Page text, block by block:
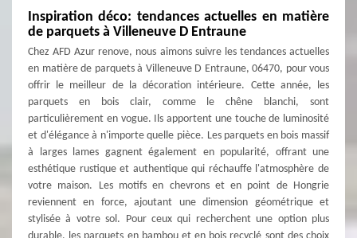
Inspiration déco: tendances actuelles en matière
de parquets à Villeneuve D Entraune
Chez AFD Azur renove, nous aimons suivre les tendances actuelles
en matière de parquets à Villeneuve D Entraune, 06470, pour vous
offrir le meilleur de la décoration intérieure. Cette année, les
parquets en bois clair, comme le chêne blanchi, sont
particulièrement en vogue. Ils apportent une touche de luminosité
et d'élégance à n'importe quelle pièce. Les parquets en bois massif
à larges lames gagnent également en popularité, offrant une
esthétique rustique et authentique qui réchauffe l'atmosphère de
votre maison. Les motifs en chevrons et en point de Hongrie
reviennent en force, ajoutant une dimension géométrique et
stylisée à votre sol. Pour ceux qui recherchent une option plus